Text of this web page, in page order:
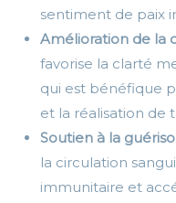
sentiment de paix
Amélioration de la
favorise la clarté
qui est bénéfique
et la réalisation de
Soutien à la
la circulation
immunitaire et